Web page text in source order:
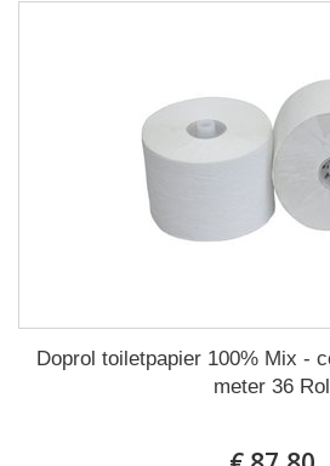
Doprol toiletpapier 100% Mix -
meter 36 Rol